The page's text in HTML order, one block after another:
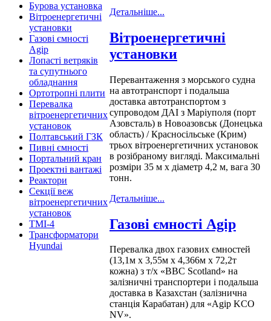
Бурова установка
Вітроенергетичні
установки
Газові ємності
Agip
Лопасті ветряків
та супутнього
обладнання
Ортотропні плити
Перевалка
вітроенергетичних
установок
Полтавський ГЗК
Пивні ємності
Портальний кран
Проектні вантажі
Реактори
Секції веж
вітроенергетичних
установок
ТМІ-4
Трансформатори
Hyundai
Детальніше...
Вітроенергетичні
установки
Перевантаження з морського судна
на автотранспорт і подальша
доставка автотранспортом з
супроводом ДАІ з Маріуполя (порт
Азовсталь) в Новоазовськ (Донецька
область) / Красносільське (Крим)
трьох вітроенергетичних установок
в розібраному вигляді. Максимальні
розміри 35 м х діаметр 4,2 м, вага 30
тонн.
Детальніше...
Газові ємності Agip
Перевалка двох газових ємностей
(13,1м х 3,55м х 4,366м х 72,2т
кожна) з т/х «BBC Scotland» на
залізничні транспортери і подальша
доставка в Казахстан (залізнична
станція Карабатан) для «Agip KCO
NV».